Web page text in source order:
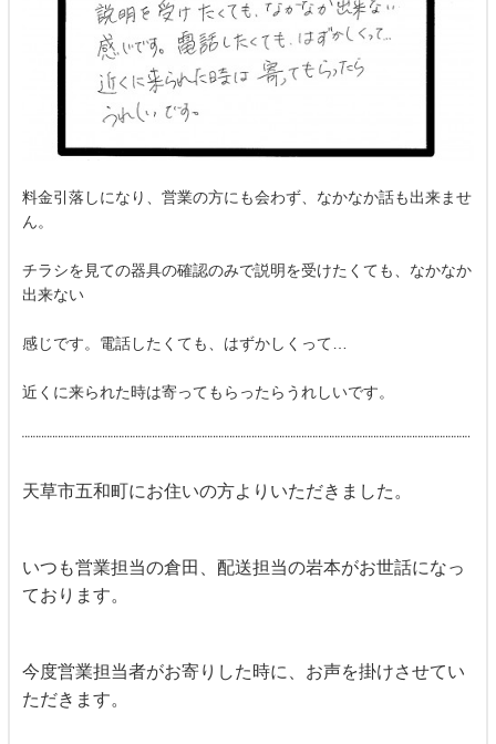
料金引落しになり、営業の方にも会わず、なかなか話も出来ませ
ん。
チラシを見ての器具の確認のみで説明を受けたくても、なかなか
出来ない
感じです。電話したくても、はずかしくって…
近くに来られた時は寄ってもらったらうれしいです。
¨¨¨¨¨¨¨¨¨¨¨¨¨¨¨¨¨¨¨¨¨¨¨¨¨¨¨¨¨¨¨¨¨¨¨¨¨¨¨¨¨¨¨¨¨¨¨¨¨¨¨¨¨¨¨¨¨¨¨¨¨¨¨¨¨¨¨¨¨¨¨¨¨¨¨¨¨¨¨¨¨
天草市五和町にお住いの方よりいただきました。
いつも営業担当の倉田、配送担当の岩本がお世話になっ
ております。
今度営業担当者がお寄りした時に、お声を掛けさせてい
ただきます。